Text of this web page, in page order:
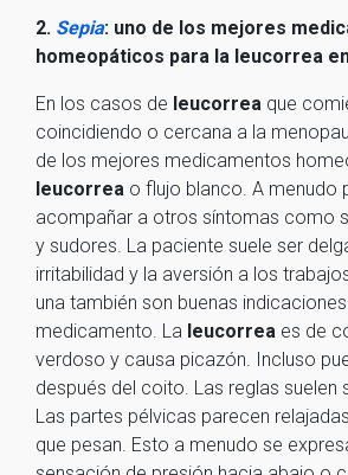
2. Sepia: uno de los mejores
homeopáticos para la leucorrea
En los casos de leucorrea que
coincidiendo o cercana a la
de los mejores medicamentos
leucorrea o flujo blanco. A menudo
acompañar a otros síntomas como
y sudores. La paciente suele ser
irritabilidad y la aversión a los
una también son buenas
medicamento. La leucorrea es de
verdoso y causa picazón. Incluso
después del coito. Las reglas suelen
Las partes pélvicas parecen
que pesan. Esto a menudo se